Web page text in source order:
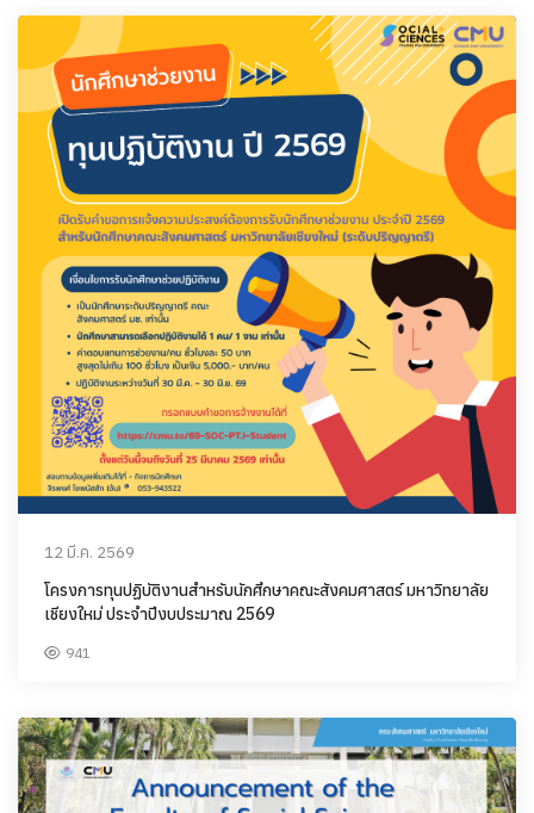
12 มี.ค. 2569
โครงการทุนปฏิบัติงานสำหรับนักศึกษาคณะสังคมศาสตร์ มหาวิทยาลัย
เชียงใหม่ ประจำปีงบประมาณ 2569
941